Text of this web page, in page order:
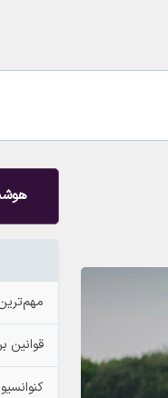
قوانین